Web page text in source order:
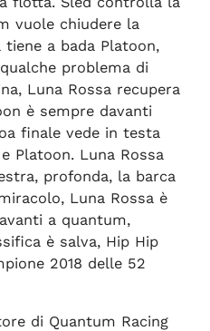
vuole chiudere la
a bada Platoon,
problema di
Luna Rossa recupera
è sempre davanti
finale vede in testa
Platoon. Luna Rossa
profonda, la barca
Luna Rossa è
a quantum,
è salva, Hip Hip
2018 delle 52
di Quantum Racing